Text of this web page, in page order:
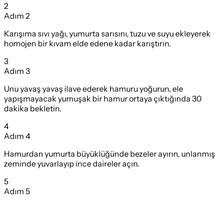
2
Adım 2
Karışıma sıvı yağı, yumurta sarısını, tuzu ve suyu ekleyerek
homojen bir kıvam elde edene kadar karıştırın.
3
Adım 3
Unu yavaş yavaş ilave ederek hamuru yoğurun, ele
yapışmayacak yumuşak bir hamur ortaya çıktığında 30
dakika bekletin.
4
Adım 4
Hamurdan yumurta büyüklüğünde bezeler ayırın, unlanmış
zeminde yuvarlayıp ince daireler açın.
5
Adım 5